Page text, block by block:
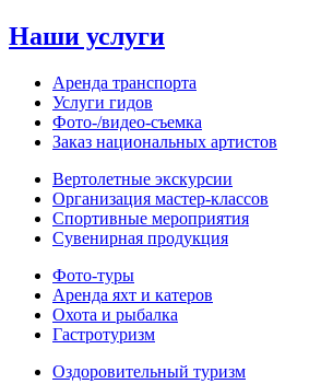
Наши услуги
Аренда транспорта
Услуги гидов
Фото-/видео‑съемка
Заказ национальных артистов
Вертолетные экскурсии
Организация мастер‑классов
Спортивные мероприятия
Сувенирная продукция
Фото‑туры
Аренда яхт и катеров
Охота и рыбалка
Гастротуризм
Оздоровительный туризм